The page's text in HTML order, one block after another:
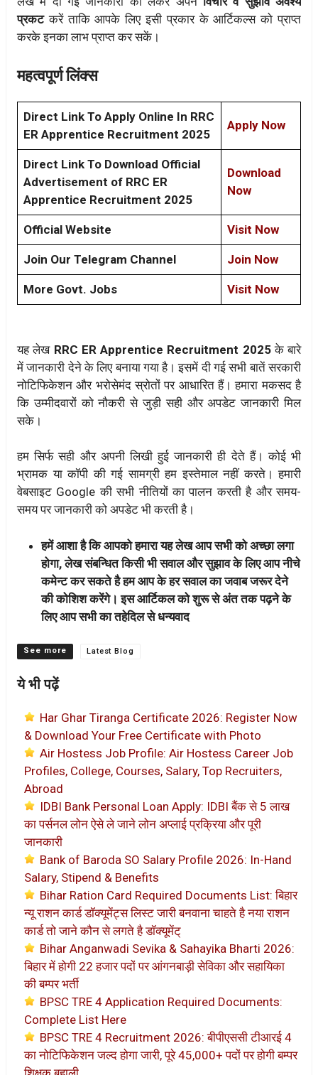
प्रकटकरें ताकि आपके लिए इसी प्रकार के आर्टिकल्स को प्राप्त
करके इनका लाभ प्राप्त कर सकें।
महत्वपूर्ण लिंक्स
Direct Link To Apply Online In RRC
ER Apprentice Recruitment 2025
Apply Now
Direct Link To Download Official
Advertisement of RRC ER
Apprentice Recruitment 2025
Download
Now
Official Website Visit Now
Join Our Telegram Channel Join Now
More Govt. Jobs Visit Now
यह लेख RRC ER Apprentice Recruitment 2025के बारे
में जानकारी देने के लिए बनाया गया है। इसमें दी गई सभी बातें सरकारी
नोटिफिकेशन और भरोसेमंद स्रोतों पर आधारित हैं। हमारा मकसद है
कि उम्मीदवारों को नौकरी से जुड़ी सही और अपडेट जानकारी मिल
सके।
हम सिर्फ सही और अपनी लिखी हुई जानकारी ही देते हैं। कोई भी
भ्रामक या कॉपी की गई सामग्री हम इस्तेमाल नहीं करते। हमारी
वेबसाइट Google की सभी नीतियों का पालन करती है और समय-
समय पर जानकारी को अपडेट भी करती है।
हमें आशा है कि आपको हमारा यह लेख आप सभी को अच्छा लगा
होगा, लेख संबन्धित किसी भी सवाल और सुझाव के लिए आप नीचे
कमेन्ट कर सकते है हम आप के हर सवाल का जवाब जरूर देने
की कोशिश करेंगे। इस आर्टिकल को शुरू से अंत तक पढ़ने के
लिए आप सभी का तहेदिल से धन्यवाद
Categories Latest Blog
ये भी पढ़ें
Har Ghar Tiranga Certificate 2026: Register Now
& Download Your Free Certificate with Photo
Air Hostess Job Profile: Air Hostess Career Job
Profiles, College, Courses, Salary, Top Recruiters,
Abroad
IDBI Bank Personal Loan Apply: IDBI बैंक से 5 लाख
का पर्सनल लोन ऐसे ले जाने लोन अप्लाई प्रक्रिया और पूरी
जानकारी
Bank of Baroda SO Salary Profile 2026: In-Hand
Salary, Stipend & Benefits
Bihar Ration Card Required Documents List: बिहार
न्यू राशन कार्ड डॉक्यूमेंट्स लिस्ट जारी बनवाना चाहते है नया राशन
कार्ड तो जाने कौन से लगते है डॉक्यूमेंट्
Bihar Anganwadi Sevika & Sahayika Bharti 2026:
बिहार में होगी 22 हजार पदों पर आंगनबाड़ी सेविका और सहायिका
की बम्पर भर्ती
BPSC TRE 4 Application Required Documents:
Complete List Here
BPSC TRE 4 Recruitment 2026: बीपीएससी टीआरई 4
का नोटिफिकेशन जल्द होगा जारी, पूरे 45,000+ पदों पर होगी बम्पर